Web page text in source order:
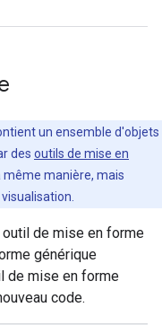
un ensemble d'objets
des outils de mise en
même manière, mais
de mise en forme
générique
de mise en forme
code.